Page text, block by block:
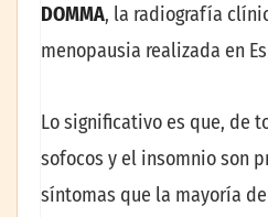
DOMMA, la radiografía
menopausia realizada en
Lo significativo es que, de
sofocos y el insomnio son
síntomas que la mayoría